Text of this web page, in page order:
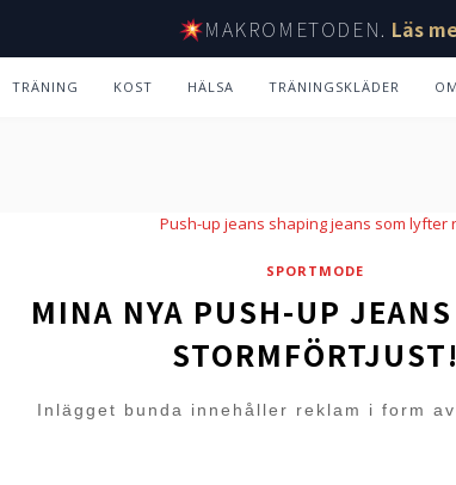
MAKROMETODEN. Läs
TRÄNING KOST HÄLSA TRÄNINGSKLÄDER
SPORTMODE
MINA NYA PUSH-UP
STORMFÖRTJUST!
Inlägget bunda innehåller reklam i form